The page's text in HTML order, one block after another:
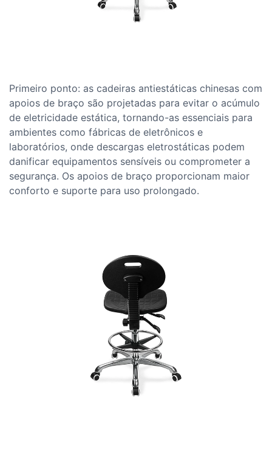
Primeiro ponto: as cadeiras antiestáticas chinesas com
apoios de braço são projetadas para evitar o acúmulo
de eletricidade estática, tornando-as essenciais para
ambientes como fábricas de eletrônicos e
laboratórios, onde descargas eletrostáticas podem
danificar equipamentos sensíveis ou comprometer a
segurança. Os apoios de braço proporcionam maior
conforto e suporte para uso prolongado.